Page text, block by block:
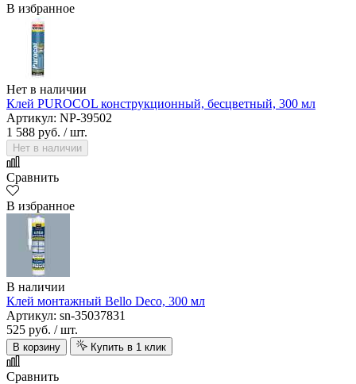
В избранное
Нет в наличии
Клей PUROCOL конструкционный, бесцветный, 300 мл
Артикул: NP-39502
1 588 руб. / шт.
Нет в наличии
Сравнить
В избранное
В наличии
Клей монтажный Bello Deco, 300 мл
Артикул: sn-35037831
525 руб. / шт.
В корзину Купить в 1 клик
Сравнить